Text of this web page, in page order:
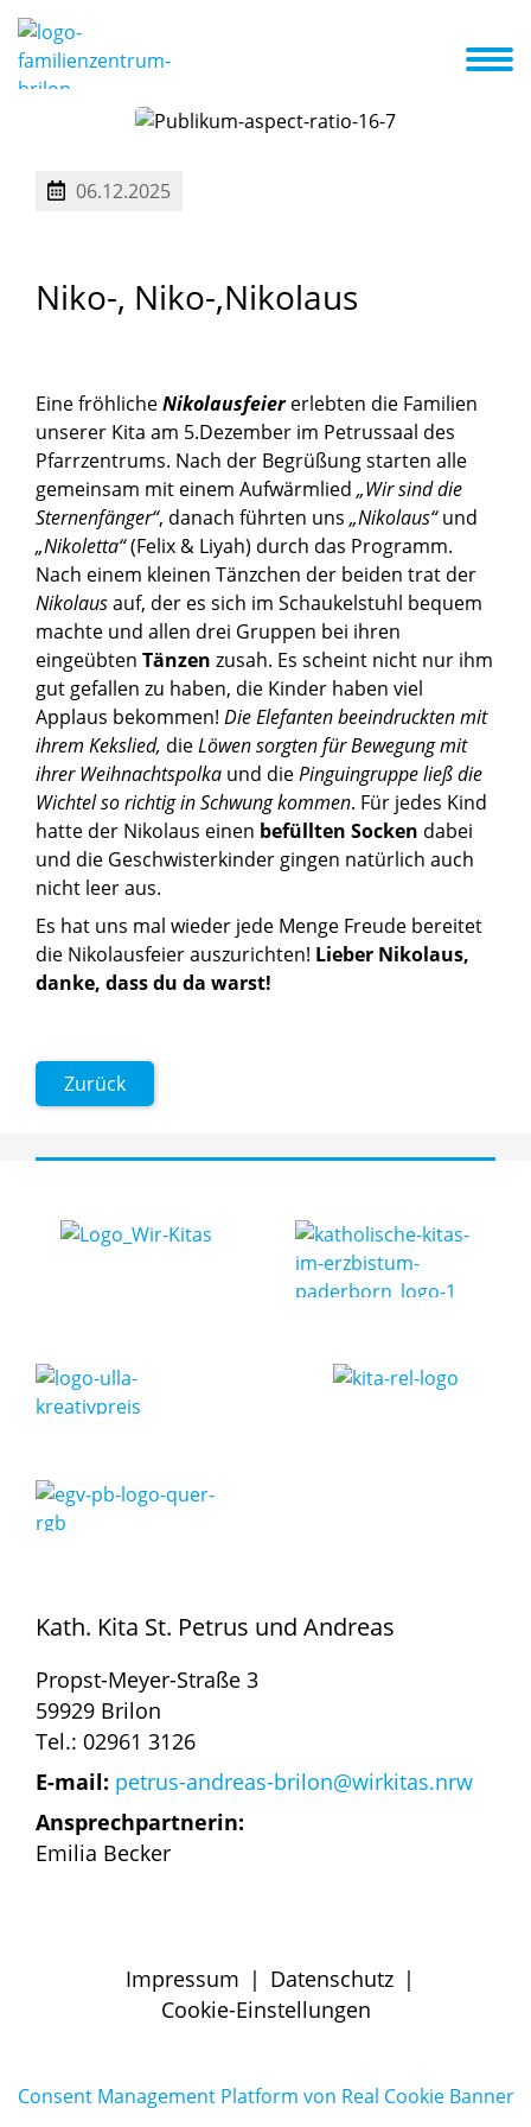
wirKonzept
06.12.2025
Niko-, Niko-,Nikolaus
Eine fröhlicheNikolausfeiererlebten die Familien
unserer Kita am 5.Dezember im Petrussaal des
Pfarrzentrums. Nach der Begrüßung starten alle
gemeinsam mit einem Aufwärmlied „Wir sind die
Sternenfänger“, danach führten uns „Nikolaus“und
„Nikoletta“(Felix & Liyah) durch das Programm.
Nach einem kleinen Tänzchen der beiden trat der
Nikolausauf, der es sich im Schaukelstuhl bequem
machte und allen drei Gruppen bei ihren
eingeübten Tänzen zusah. Es scheint nicht nur ihm
gut gefallen zu haben, die Kinder haben viel
Applaus bekommen! Die Elefanten beeindruckten mit
ihrem Kekslied, dieLöwen sorgten für Bewegung mit
ihrer Weihnachtspolka und diePinguingruppe ließ die
Wichtel so richtig in Schwung kommen. Für jedes Kind
hatte der Nikolaus einen befüllten Socken dabei
und die Geschwisterkinder gingen natürlich auch
nicht leer aus.
Es hat uns mal wieder jede Menge Freude bereitet
die Nikolausfeier auszurichten! Lieber Nikolaus,
danke, dass du da warst!
Zurück
Kath. Kita St. Petrus und Andreas
Propst-Meyer-Straße 3
59929 Brilon
Tel.: 02961 3126
E-mail: petrus-andreas-brilon@wirkitas.nrw
Ansprechpartnerin:
Emilia Becker
Impressum | Datenschutz |
Cookie-Einstellungen
Consent Management Platform von Real Cookie Banner